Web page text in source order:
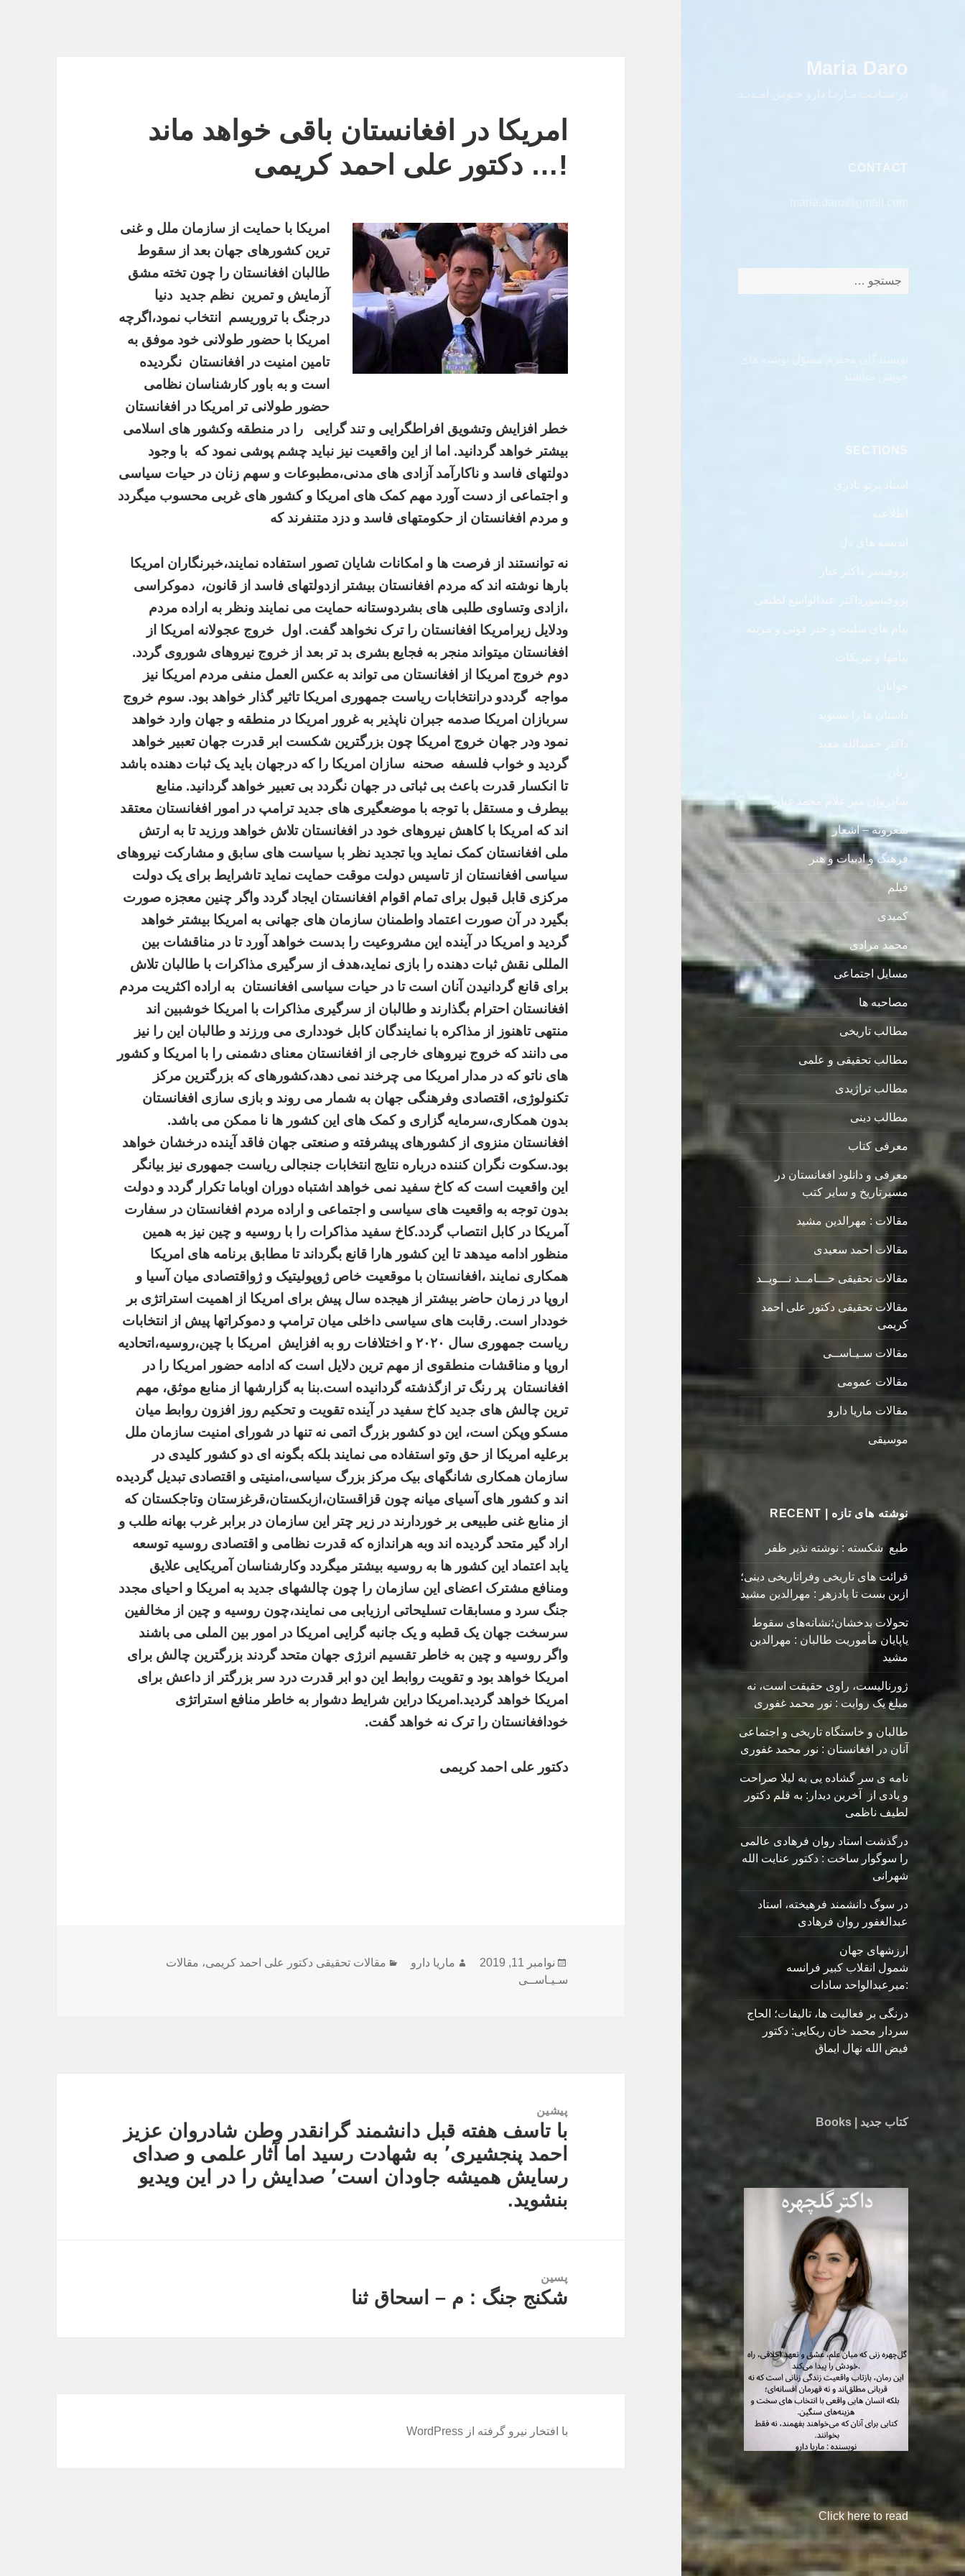
Maria Daro
در سـایـت مـاریـا دارو خـوش آمـدیـد
CONTACT
برای:
نویسندگان محترم مسؤل نوشته های
SECTIONS
استاد پرتو نادری
اطلاعیه
اندیشه های دل
پروفیسر داکتر غبار
پروفیسورداکتر عبدالواسع لطیفی
پیام های سلیت و خبر فوتی و مرثیه
پیامها و تبریکات
جوانان
داستان ها را بشنوید
داکتر حمیدالله مفید
زنان
شادروان میر غلام محمد غبار
شعرونه – اشعار
فرهنگ و ادبیات و هنر
فیلم
کمیدی
محمد مرادی
مسایل اجتماعی
مصاحبه ها
مطالب تاریخی
مطالب تحقیقی و علمی
مطالب تراژیدی
مطالب دینی
معرفی کتاب
معرفی و دانلود افغانستان در
مسیرتاریخ و سایر کتب
مقالات : مهرالدین مشید
مقالات احمد سعیدی
مقالات تحقیقی حـــامــد نـــویــد
مقالات تحقیقی دکتور علی احمد
کریمی
مقالات سـیـاســی
مقالات عمومی
مقالات ماریا دارو
موسیقی
نوشته های تازه | RECENT
طبع شکسته : نوشته نذیر ظفر
قرائت های تاریخی وفراتاریخی دینی؛
ازبن بست تا پادزهر : مهرالدین مشید
تحولات بدخشان؛نشانه‌های سقوط
یاپایان مأموریت طالبان : مهرالدین
مشید
ژورنالیست، راوی حقیقت است، نه
مبلغ یک روایت : نور محمد غفوری
طالبان و خاستگاه تاریخی و اجتماعی
آنان در افغانستان : نور محمد غفوری
نامه ی سر گشاده يی به ليلا صراحت
و یادی از آخرین دیدار: به قلم دکتور
لطیف ناظمی
درگذشت استاد روان فرهادی عالمی
را سوگوار ساخت : دکتور عنایت الله
شهرانی
در سوگ دانشمند فرهیخته، استاد
عبدالغفور روان فرهادی
ارزشهای جهان
شمول انقلاب کبیر فرانسه
:میرعبدالواحد سادات
درنگی بر فعالیت ها، تالیفات؛ الحاج
سردار محمد خان ریکایی: دکتور
فیض الله نهال ایماق
کتاب جدید | Books
Click here to read
امریکا در افغانستان باقی خواهد ماند
!… دکتور علی احمد کریمی
امریکا با حمایت از سازمان ملل و غنی
ترین کشورهای جهان بعد از سقوط
طالبان افغانستان را چون تخته مشق
آزمایش و تمرین نظم جدید دنیا
درجنگ با تروریسم انتخاب نمود،اگرچه
امریکا با حضور طولانی خود موفق به
تامین امنیت در افغانستان نگردیده
است و به باور کارشناسان نظامی
حضور طولانی تر امریکا در
افغانستان
خطر
افزایش وتشویق افراطگرایی و تند گرایی را در منطقه وکشور های اسلامی
بیشتر خواهد گردانید. اما از این واقعیت نیز نباید چشم پوشی نمود که با وجود
دولتهای فاسد و ناکارآمد آزادی های مدنی،مطبوعات و سهم زنان در حیات سیاسی
و اجتماعی از دست آورد مهم کمک های امریکا و کشور های غربی محسوب میگردد
و مردم افغانستان از حکومتهای فاسد و دزد متنفرند که
نه توانستند از فرصت ها و امکانات شایان تصور استفاده نمایند،خبرنگاران امریکا
بارها نوشته اند که مردم افغانستان بیشتر ازدولتهای فاسد از قانون، دموکراسی
،ازادی وتساوی طلبی های بشردوستانه حمایت می نمایند ونظر به اراده مردم
ودلایل زیرامریکا افغانستان را ترک نخواهد گفت. اول خروج عجولانه امریکا از
افغانستان میتواند منجر به فجایع بشری بد تر بعد از خروج نیروهای شوروی گردد.
دوم خروج امریکا از افغانستان می تواند به عکس العمل منفی مردم امریکا نیز
مواجه گرددو درانتخابات ریاست جمهوری امریکا تاثیر گذار خواهد بود.سوم خروج
سربازان امریکا صدمه جبران ناپذیر به غرور امریکا در منطقه و جهان وارد خواهد
نمود ودر جهان خروج امریکا چون بزرگترین شکست ابر قدرت جهان تعبیر خواهد
گردید و خواب فلسفه صحنه سازان امریکا را که درجهان باید یک ثبات دهنده باشد
تا انکسار قدرت باعث بی ثباتی در جهان نگردد بی تعبیر خواهد گردانید.منابع
بیطرف و مستقل با توجه با موضعگیری های جدید ترامپ در امور افغانستان معتقد
اند که امریکا با کاهش نیروهای خود در افغانستان تلاش خواهد ورزید تا به ارتش
ملی افغانستان کمک نماید وبا تجدید نظر با سیاست های سابق و مشارکت نیروهای
سیاسی افغانستان از تاسیس دولت موقت حمایت نماید تاشرایط برای یک دولت
مرکزی قابل قبول برای تمام اقوام افغانستان ایجاد گردد واگر چنین معجزه صورت
بگیرد در آن صورت اعتماد واطمنان سازمان های جهانی به امریکا بیشتر خواهد
گردید و امریکا در آینده این مشروعیت را بدست خواهد آورد تا در مناقشات بین
المللی نقش ثبات دهنده را بازی نماید،هدف از سرگیری مذاکرات با طالبان تلاش
برای قانع گردانیدن آنان است تا در حیات سیاسی افغانستان به اراده اکثریت مردم
افغانستان احترام بگذارند و طالبان از سرگیری مذاکرات با امریکا خوشبین اند
منتهی تاهنوز از مذاکره با نمایندگان کابل خودداری می ورزند و طالبان این را
نیز
می دانند که خروج نیروهای خارجی از افغانستان معنای دشمنی را با امریکا و کشور
های ناتو که در مدار امریکا می چرخند نمی دهد،کشورهای که بزرگترین مرکز
تکنولوژی، اقتصادی وفرهنگی جهان به شمار می روند و بازی سازی افغانستان
بدون همکاری،سرمایه گزاری و کمک های این کشور ها نا ممکن می باشد.
افغانستان منزوی از کشورهای پیشرفته و صنعتی جهان فاقد آینده درخشان خواهد
بود.سکوت نگران کننده درباره نتایج انتخابات جنجالی ریاست جمهوری نیز بیانگر
این واقعیت است که کاخ سفید نمی خواهد اشتباه دوران اوباما تکرار گردد و دولت
بدون توجه به واقعیت های سیاسی و اجتماعی و اراده مردم افغانستان در سفارت
آمریکا در کابل انتصاب گردد.کاخ سفید مذاکرات را با روسیه و چین نیز به همین
منظور
ادامه میدهد تا این کشور هارا قانع بگرداند تا مطابق برنامه های امریکا
همکاری نمایند ،افغانستان با موقعیت خاص ژوپولیتیک و ژواقتصادی میان آسیا و
اروپا در زمان حاضر بیشتر از هیجده سال پیش برای امریکا از اهمیت استراتژی بر
خوددار
است.رقابت های سیاسی داخلی میان ترامپ و دموکراتها پیش از
انتخابات
ریاست جمهوری سال ۲۰۲۰ و اختلافات رو به افزایش امریکا با چین،روسیه،اتحادیه
اروپا و مناقشات منطقوی از مهم ترین دلایل است که ادامه حضور امریکا را
در
افغانستان پر رنگ تر ازگذشته گردانیده است.بنا به گزارشها از منابع موثق، مهم
ترین چالش های جدید کاخ سفید در آینده تقویت و تحکیم روز افزون روابط میان
مسکو وپکن است، این دو کشور بزرگ اتمی نه تنها در شورای امنیت سازمان ملل
برعلیه امریکا از حق وتو استفاده می نمایند بلکه بگونه ای دو کشور کلیدی در
سازمان همکاری شانگهای بیک مرکز بزرگ سیاسی،امنیتی و اقتصادی تبدیل گردیده
اند و کشور های آسیای میانه چون قزاقستان،ازبکستان،قرغزستان وتاجکستان که
از منابع غنی طبیعی بر خوردارند در زیر چتر این سازمان در برابر غرب بهانه طلب و
اراد گیر متحد گردیده اند وبه هراندازه که قدرت نظامی و اقتصادی روسیه توسعه
یابد اعتماد این کشور ها به روسیه بیشتر میگردد وکارشناسان آمریکایی علایق
ومنافع مشترک اعضای این سازمان را چون چالشهای جدید به امریکا و احیای مجدد
جنگ سرد و مسابقات تسلیحاتی ارزیابی می نمایند،چون روسیه و چین از مخالفین
سرسخت جهان یک قطبه و یک جانبه گرایی امریکا در امور بین الملی می باشند
واگر روسیه و چین به خاطر تقسیم انرژی جهان متحد گردند بزرگترین چالش برای
امریکا خواهد بود و تقویت روابط این دو ابر قدرت درد سر بزرگتر از داعش برای
امریکا خواهد گردید. امریکا دراین شرایط دشوار به خاطر منافع استراتژی
خودافغانستان را ترک نه خواهد گفت.
دکتور علی احمد کریمی
ارسال
شده
نوامبر 11, 2019 نویسنده
ماریا دارو دسته‌ها
مقالات تحقیقی دکتور علی احمد کریمی، مقالات
سـیـاســی
پیشین
نوشته
قبلی:
با تاسف هفته قبل دانشمند گرانقدر وطن شادروان عزیز
احمد پنجشیری٬ به شهادت رسید اما آثار علمی و صدای
رسایش همیشه جاودان است٬ صدایش را در این ویدیو
بنشوید.
پسین
نوشته
شکنج جنگ : م – اسحاق ثنا
با افتخار نیرو گرفته از WordPress